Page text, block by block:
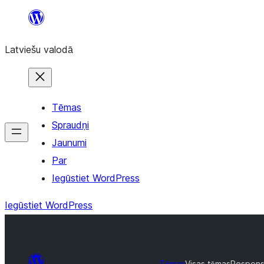
Pāriet
saturu
Latviešu valodā
Tēmas
Spraudņi
Jaunumi
Par
Iegūstiet WordPress
Iegūstiet WordPress